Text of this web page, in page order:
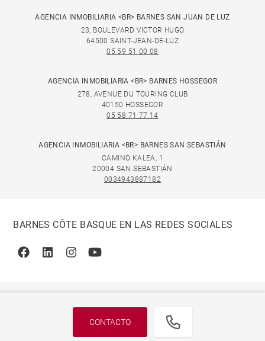
CONTACTO
AGENCIA INMOBILIARIA <BR> BARNES SAN JUAN DE LUZ
23, BOULEVARD VICTOR HUGO
64500 SAINT-JEAN-DE-LUZ
05 59 51 00 08
AGENCIA INMOBILIARIA <BR> BARNES HOSSEGOR
278, AVENUE DU TOURING CLUB
40150 HOSSEGOR
05 58 71 77 14
AGENCIA INMOBILIARIA <BR> BARNES SAN SEBASTIÁN
CAMINO KALEA, 1
20004 SAN SEBASTIÁN
0034943887182
BARNES CÔTE BASQUE EN LAS REDES SOCIALES
FacebookLinkedinInstagramYoutube
© 2026 BARNES, INTERNATIONAL REALTY - BARNES
INTERNATIONAL